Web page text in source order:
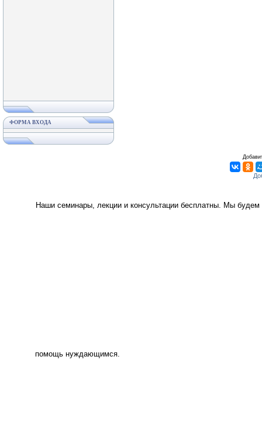
ФОРМА ВХОДА
Наши семинары, лекции и консультации бесплатны. Мы
помощь нуждающимся.